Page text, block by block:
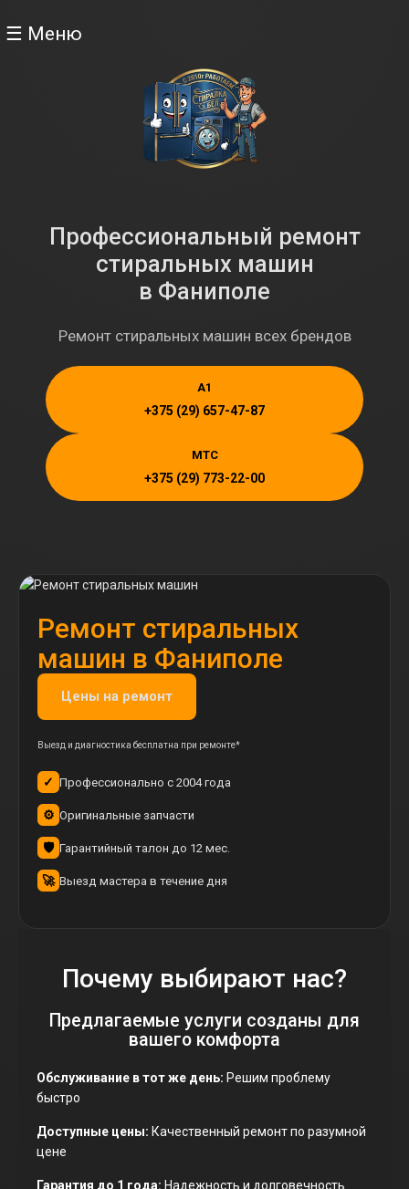
☰ Меню
Профессиональный ремонт
стиральных машин
в Фаниполе
Ремонт стиральных машин всех брендов
A1
+375 (29) 657-47-87
MTC
+375 (29) 773-22-00
Ремонт стиральных
машин в Фаниполе
Цены на ремонт
Выезд и диагностика бесплатна при ремонте*
✓ Профессионально с 2004 года
⚙️ Оригинальные запчасти
🛡 Гарантийный талон до 12 мес.
🚀 Выезд мастера в течение дня
Почему выбирают нас?
Предлагаемые услуги созданы для
вашего комфорта
Обслуживание в тот же день: Решим проблему
быстро
Доступные цены: Качественный ремонт по разумной
цене
Гарантия до 1 года: Надежность и долговечность